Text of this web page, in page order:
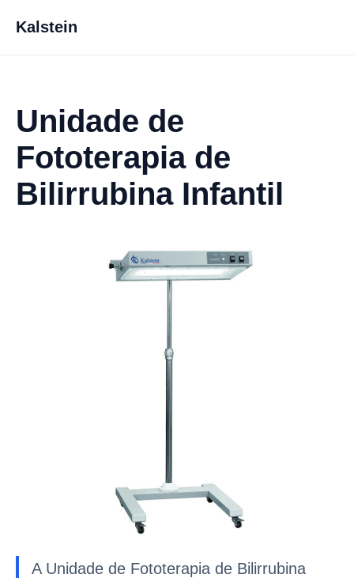
Kalstein
Unidade de
Fototerapia de
Bilirrubina Infantil
A Unidade de Fototerapia de Bilirrubina